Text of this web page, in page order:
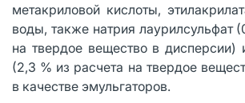
метакриловой кислоты,
воды, также натрия лаурилсульфат
на твердое вещество в дисперсии)
(2,3 % из расчета на твердое
в качестве эмульгаторов.